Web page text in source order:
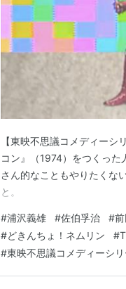
【東映不思議コメディー
コン』（1974）をつくっ
さん的なこともやりたくな
と。
#浦沢義雄 #佐伯孚治 #
#どきんちょ！ネムリン #
#東映不思議コメディーシ